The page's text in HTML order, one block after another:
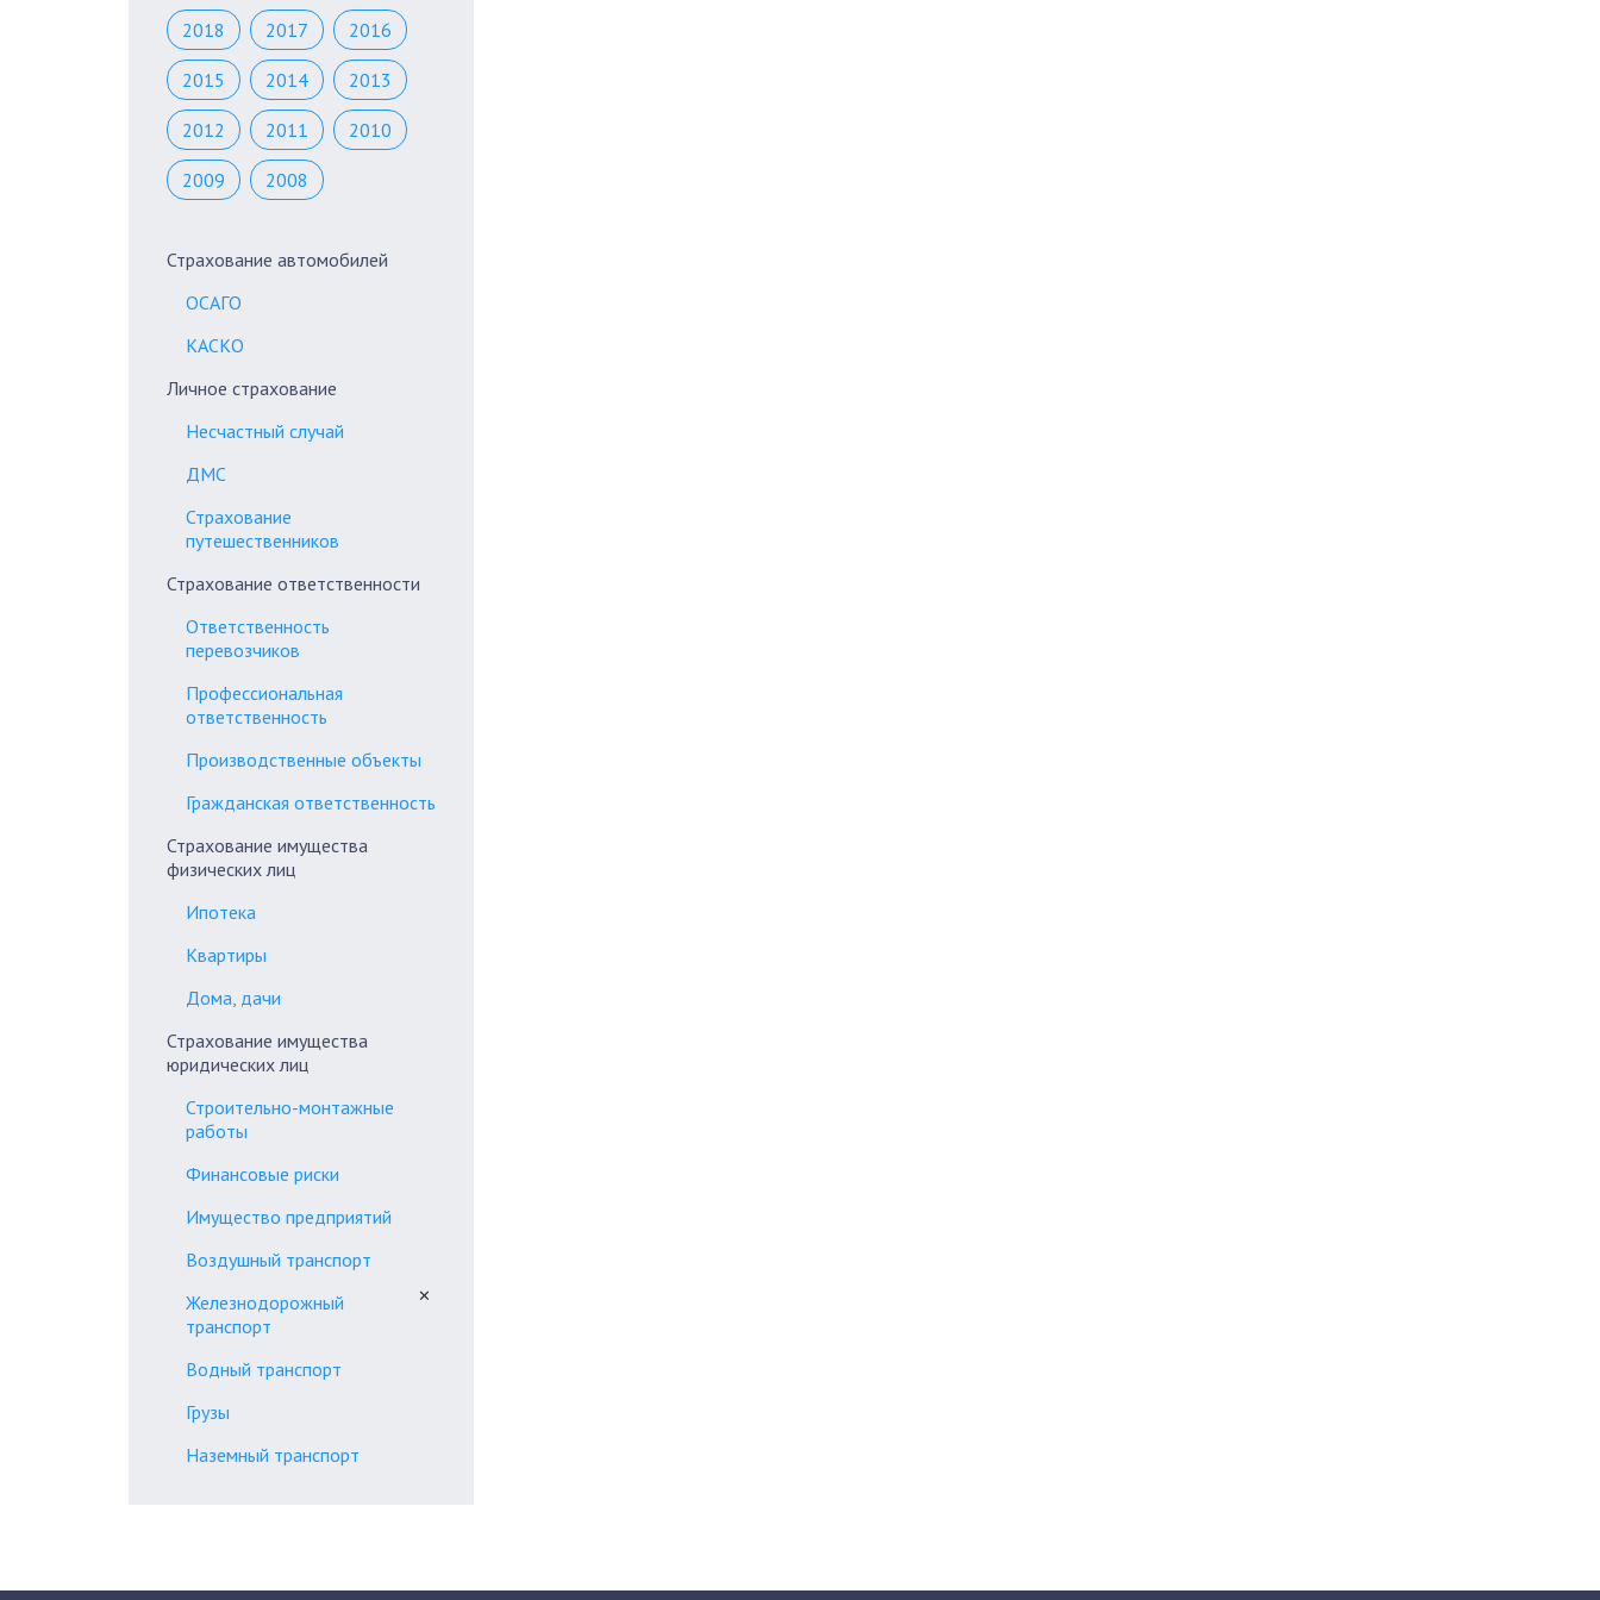
2018 2017 2016
2015 2014 2013
2012 2011 2010
2009 2008
Страхование автомобилей
ОСАГО
КАСКО
Личное страхование
Несчастный случай
ДМС
Страхование
путешественников
Страхование ответственности
Ответственность
перевозчиков
Профессиональная
ответственность
Производственные объекты
Гражданская ответственность
Страхование имущества
физических лиц
Ипотека
Квартиры
Дома, дачи
Страхование имущества
юридических лиц
Строительно-монтажные
работы
Финансовые риски
Имущество предприятий
Воздушный транспорт
Железнодорожный
транспорт
✕
Водный транспорт
Грузы
Наземный транспорт